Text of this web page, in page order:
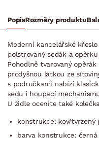
PopisRozměry produktu
Moderní kancelářské
polstrovaný sedák a
Pohodlně tvarovaný
prodyšnou látkou ze
s područkami nabízí
sedu i houpací
U židle oceníte také
konstrukce: kov/tvrzený
barva konstrukce: černá